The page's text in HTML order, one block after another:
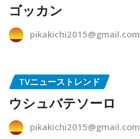
ゴッカン
pikakichi2015@gmail.com
TVニューストレンド
ウシュバテソーロ
pikakichi2015@gmail.com